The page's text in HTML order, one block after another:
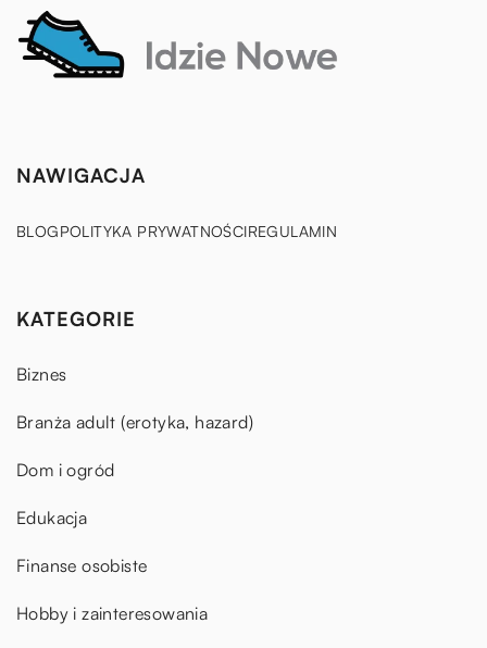
NAWIGACJA
BLOGPOLITYKA PRYWATNOŚCIREGULAMIN
KATEGORIE
Biznes
Branża adult (erotyka, hazard)
Dom i ogród
Edukacja
Finanse osobiste
Hobby i zainteresowania